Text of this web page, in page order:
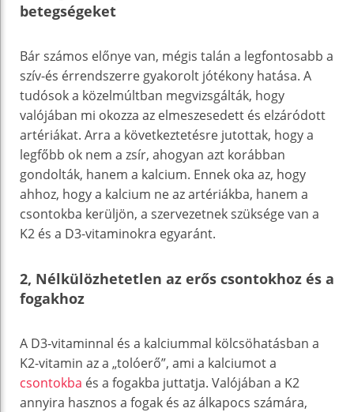
betegségeket
Bár számos előnye van, mégis talán a legfontosabb a
szív-és érrendszerre gyakorolt jótékony hatása. A
tudósok a közelmúltban megvizsgálták, hogy
valójában mi okozza az elmeszesedett és elzáródott
artériákat. Arra a következtetésre jutottak, hogy a
legfőbb ok nem a zsír, ahogyan azt korábban
gondolták, hanem a kalcium. Ennek oka az, hogy
ahhoz, hogy a kalcium ne az artériákba, hanem a
csontokba kerüljön, a szervezetnek szüksége van a
K2 és a D3-vitaminokra egyaránt.
2, Nélkülözhetetlen az erős csontokhoz és a
fogakhoz
A D3-vitaminnal és a kalciummal kölcsöhatásban a
K2-vitamin az a „tolóerő”, ami a kalciumot a
csontokba és a fogakba juttatja. Valójában a K2
annyira hasznos a fogak és az álkapocs számára,